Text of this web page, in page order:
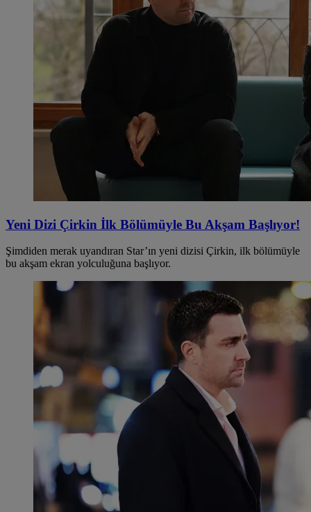
Yeni Dizi Çirkin İlk Bölümüyle Bu Akşam Başlıyor!
Şimdiden merak uyandıran Star’ın yeni dizisi Çirkin, ilk bölümüyle
bu akşam ekran yolculuğuna başlıyor.